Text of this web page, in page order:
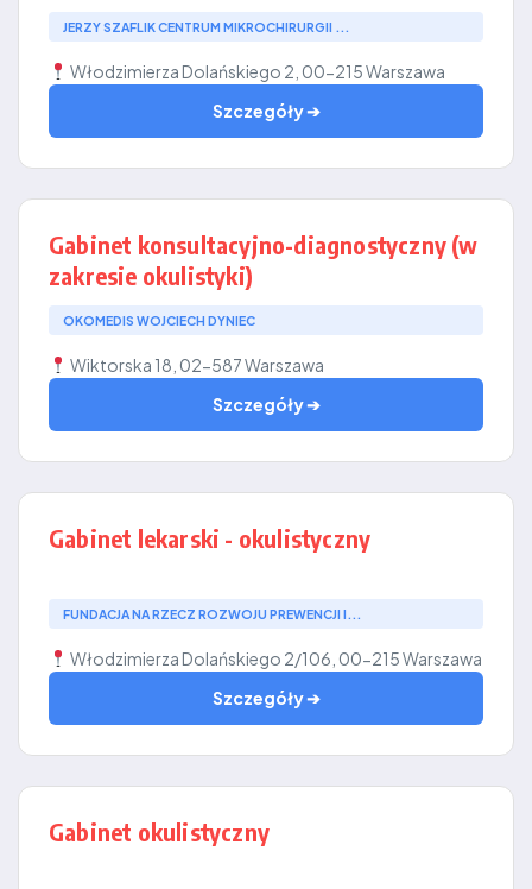
JERZY SZAFLIK CENTRUM MIKROCHIRURGII ...
Włodzimierza Dolańskiego 2, 00-215 Warszawa
Szczegóły ➔
Gabinet konsultacyjno-diagnostyczny (w
zakresie okulistyki)
OKOMEDIS WOJCIECH DYNIEC
Wiktorska 18, 02-587 Warszawa
Szczegóły ➔
Gabinet lekarski - okulistyczny
FUNDACJA NA RZECZ ROZWOJU PREWENCJI I...
Włodzimierza Dolańskiego 2/106, 00-215 Warszawa
Szczegóły ➔
Gabinet okulistyczny